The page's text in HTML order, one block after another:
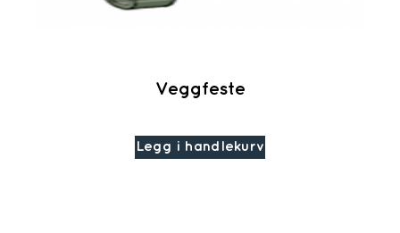
Veggfeste
Legg i handlekurv